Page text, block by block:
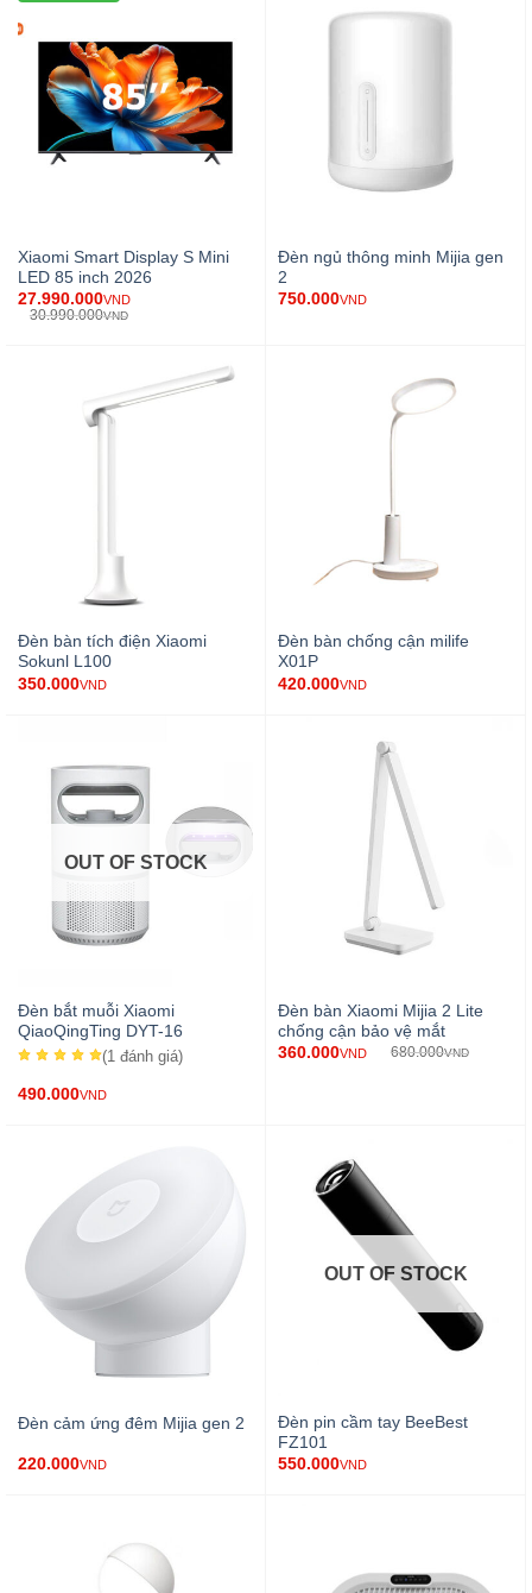
Xiaomi Smart Display S Mini
LED 85 inch 2026
27.990.000VND
30.990.000VND
Đèn ngủ thông minh Mijia gen
2
750.000VND
Đèn bàn tích điện Xiaomi
Sokunl L100
350.000VND
Đèn bàn chống cận milife
X01P
420.000VND
OUT OF STOCK
Đèn bắt muỗi Xiaomi
QiaoQingTing DYT-16
(1 đánh giá)
490.000VND
Đèn bàn Xiaomi Mijia 2 Lite
chống cận bảo vệ mắt
360.000VND 680.000VND
Đèn cảm ứng đêm Mijia gen 2
220.000VND
OUT OF STOCK
Đèn pin cầm tay BeeBest
FZ101
550.000VND